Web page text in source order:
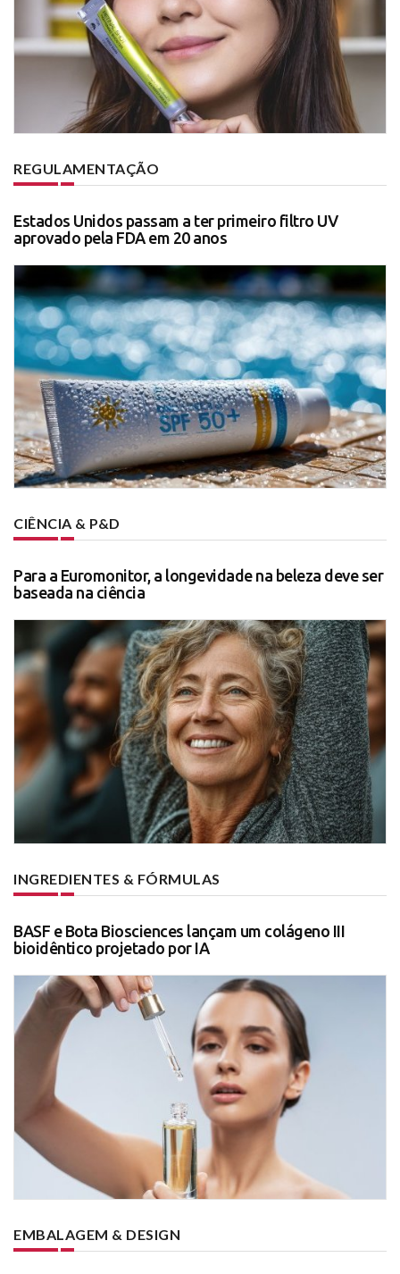
REGULAMENTAÇÃO
Estados Unidos passam a ter primeiro filtro UV
aprovado pela FDA em 20 anos
CIÊNCIA & P&D
Para a Euromonitor, a longevidade na beleza deve ser
baseada na ciência
INGREDIENTES & FÓRMULAS
BASF e Bota Biosciences lançam um colágeno III
bioidêntico projetado por IA
EMBALAGEM & DESIGN